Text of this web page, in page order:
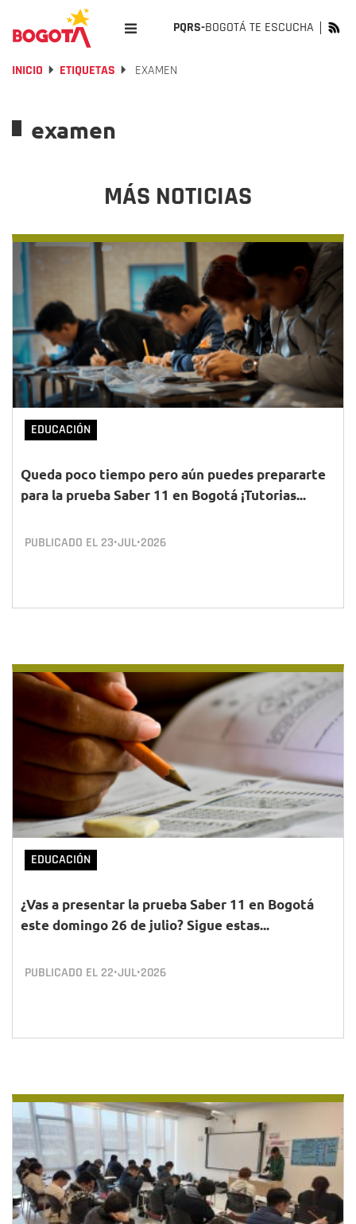
PQRS-BOGOTÁ TE ESCUCHA
INICIO ETIQUETAS EXAMEN
examen
MÁS NOTICIAS
EDUCACIÓN
Queda poco tiempo pero aún puedes prepararte
para la prueba Saber 11 en Bogotá ¡Tutorias...
PUBLICADO EL 23•JUL•2026
EDUCACIÓN
¿Vas a presentar la prueba Saber 11 en Bogotá
este domingo 26 de julio? Sigue estas...
PUBLICADO EL 22•JUL•2026